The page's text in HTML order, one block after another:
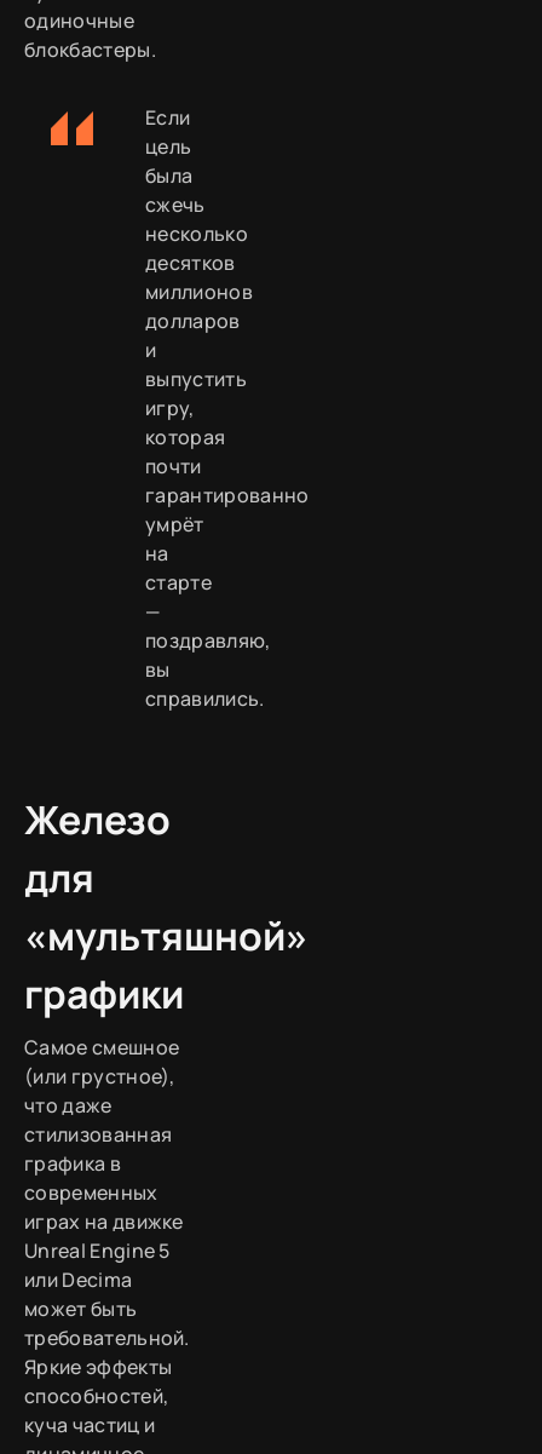
одиночные
блокбастеры.
Если
цель
была
сжечь
несколько
десятков
миллионов
долларов
и
выпустить
игру,
которая
почти
гарантированно
умрёт
на
старте
—
поздравляю,
вы
справились.
Железо
для
«мультяшной»
графики
Самое смешное
(или грустное),
что даже
стилизованная
графика в
современных
играх на движке
Unreal Engine 5
или Decima
может быть
требовательной.
Яркие эффекты
способностей,
куча частиц и